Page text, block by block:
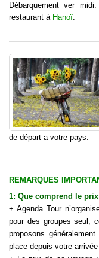
Débarquement ver
restaurant à Hanoï
de départ a votre pays.
REMARQUES
1: Que comprend le prix
+ Agenda Tour
pour des groupes seul,
proposons
place depuis votre